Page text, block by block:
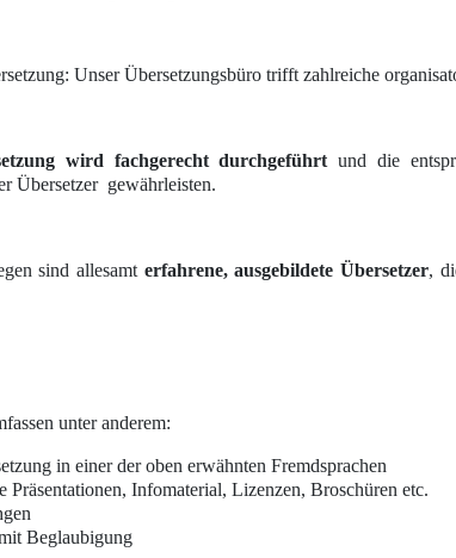
Unser Übersetzungsbüro trifft zahlreiche
wird fachgerecht durchgeführt und die
Übersetzer gewährleisten.
sind allesamt erfahrene, ausgebildete Übersetzer,
unter anderem:
in einer der oben erwähnten Fremdsprachen
Infomaterial, Lizenzen, Broschüren etc.
Beglaubigung